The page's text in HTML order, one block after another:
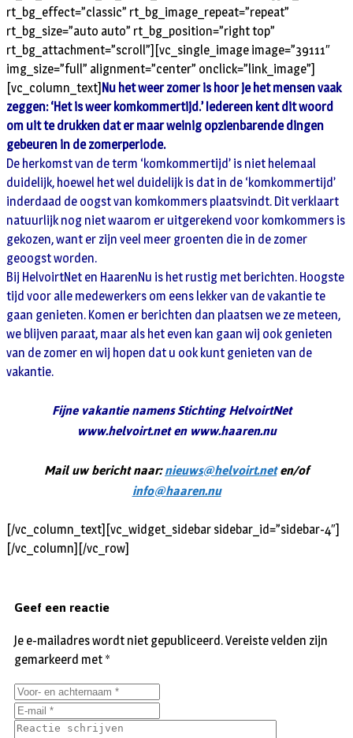
rt_bg_effect=”classic” rt_bg_image_repeat=”repeat”
rt_bg_size=”auto auto” rt_bg_position=”right top”
rt_bg_attachment=”scroll”][vc_single_image image=”39111″
img_size=”full” alignment=”center” onclick=”link_image”]
[vc_column_text] Nu het weer zomer is hoor je het mensen vaak
zeggen: ‘Het is weer komkommertijd.’ Iedereen kent dit woord
om uit te drukken dat er maar weinig opzienbarende dingen
gebeuren in de zomerperiode.
De herkomst van de term ‘komkommertijd’ is niet helemaal
duidelijk, hoewel het wel duidelijk is dat in de ‘komkommertijd’
inderdaad de oogst van komkommers plaatsvindt. Dit verklaart
natuurlijk nog niet waarom er uitgerekend voor komkommers is
gekozen, want er zijn veel meer groenten die in de zomer
geoogst worden.
Bij HelvoirtNet en HaarenNu is het rustig met berichten. Hoogste
tijd voor alle medewerkers om eens lekker van de vakantie te
gaan genieten. Komen er berichten dan plaatsen we ze meteen,
we blijven paraat, maar als het even kan gaan wij ook genieten
van de zomer en wij hopen dat u ook kunt genieten van de
vakantie.
Fijne vakantie namens Stichting HelvoirtNet
www.helvoirt.net en www.haaren.nu
Mail uw bericht naar:nieuws@helvoirt.neten/of
info@haaren.nu
[/vc_column_text][vc_widget_sidebar sidebar_id=”sidebar-4″]
[/vc_column][/vc_row]
Geef een reactie
Je e-mailadres wordt niet gepubliceerd.Vereiste velden zijn
gemarkeerd met *